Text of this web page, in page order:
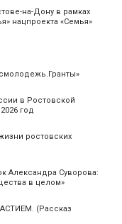
на-Дону в рамках
нацпроекта «Семья»
в Ростовской
год
ростовских
Александра Суворова:
в целом»
(Рассказ